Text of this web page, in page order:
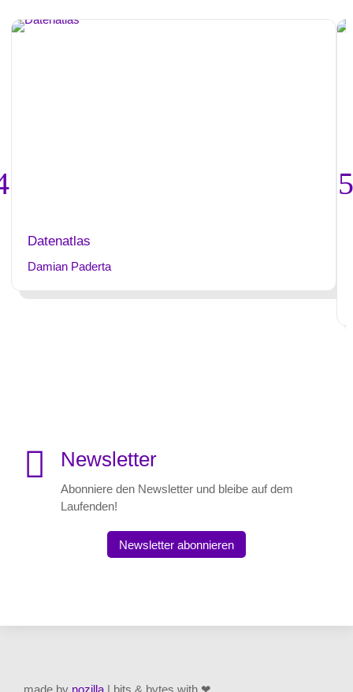
Datenatlas
Damian Paderta
 Newsletter
Abonniere den Newsletter und bleibe auf dem
Laufenden!
Newsletter abonnieren
made by nozilla | bits & bytes with ❤